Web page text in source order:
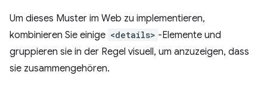
Um dieses Muster im Web zu implementieren,
kombinieren Sie einige <details> -Elemente und
gruppieren sie in der Regel visuell, um anzuzeigen, dass
sie zusammengehören.